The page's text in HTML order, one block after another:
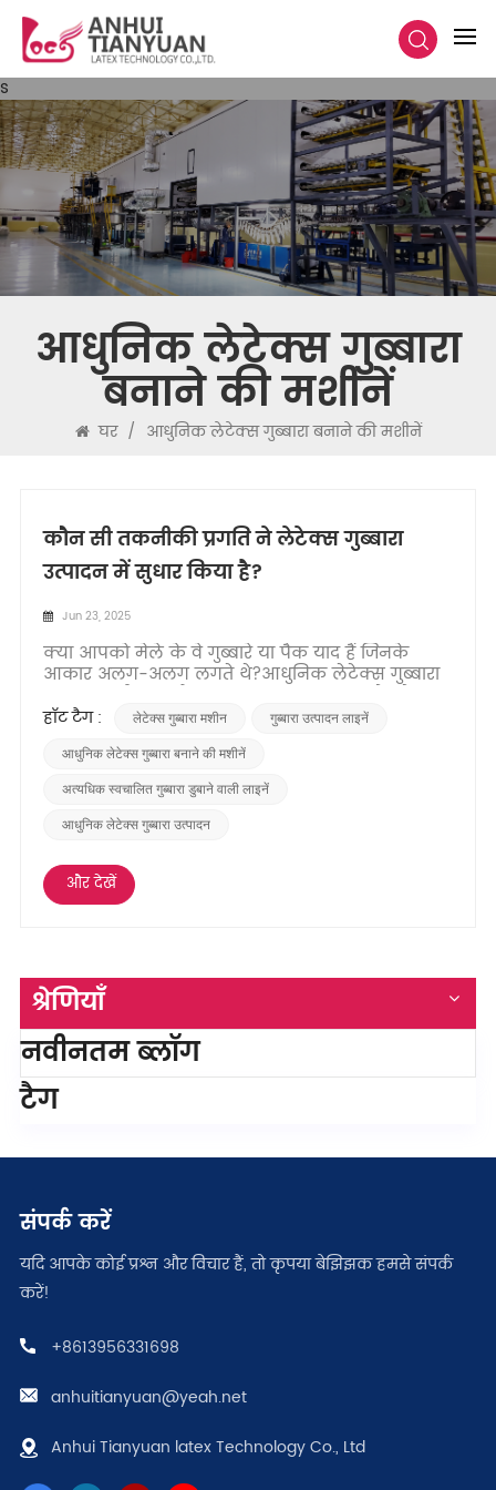
s
आधुनिक लेटेक्स गुब्बारा
बनाने की मशीनें
घर / आधुनिक लेटेक्स गुब्बारा बनाने की मशीनें
कौन सी तकनीकी प्रगति ने लेटेक्स गुब्बारा
उत्पादन में सुधार किया है?
Jun 23, 2025
क्या आपको मेले के वे गुब्बारे या पैक याद हैं जिनके
आकार अलग-अलग लगते थे?​आधुनिक लेटेक्स गुब्बारा
पुराने तरीकों से कई साल आगे है। यह परिवर्तन महत्वपूर्ण
के आसपास केंद्रित है​लेटेक्स गुब्बारा...
हॉट टैग : लेटेक्स गुब्बारा मशीन गुब्बारा उत्पादन लाइनें
आधुनिक लेटेक्स गुब्बारा बनाने की मशीनें
अत्यधिक स्वचालित गुब्बारा डुबाने वाली लाइनें
आधुनिक लेटेक्स गुब्बारा उत्पादन
और देखें
श्रेणियाँ
नवीनतम ब्लॉग
टैग
संपर्क करें
यदि आपके कोई प्रश्न और विचार हैं, तो कृपया बेझिझक हमसे संपर्क
करें!
+8613956331698
anhuitianyuan@yeah.net
Anhui Tianyuan latex Technology Co., Ltd